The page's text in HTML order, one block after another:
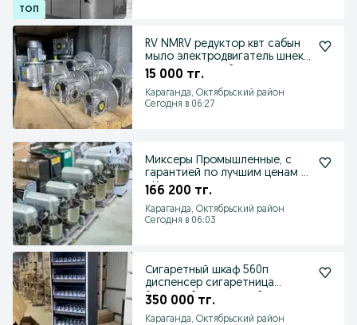
RV NMRV редуктор квт сабын
мыло электродвигатель шнек
лента червячный
15 000 тг.
Караганда, Октябрьский район
Сегодня в 06:27
Миксеры Промышленные, с
гарантией по лучшим ценам в
г.Караганда
166 200 тг.
Караганда, Октябрьский район
Сегодня в 06:03
Сигаретный шкаф 560п
диспенсер сигаретница
Закрытый сигаретный
350 000 тг.
Караганда, Октябрьский район